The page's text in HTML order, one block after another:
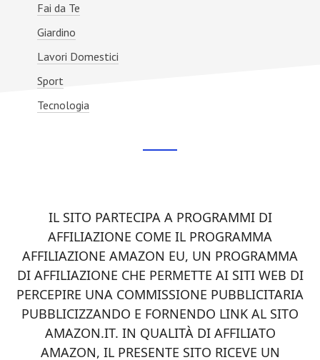
Fai da Te
Giardino
Lavori Domestici
Sport
Tecnologia
IL SITO PARTECIPA A PROGRAMMI DI
AFFILIAZIONE COME IL PROGRAMMA
AFFILIAZIONE AMAZON EU, UN PROGRAMMA
DI AFFILIAZIONE CHE PERMETTE AI SITI WEB DI
PERCEPIRE UNA COMMISSIONE PUBBLICITARIA
PUBBLICIZZANDO E FORNENDO LINK AL SITO
AMAZON.IT. IN QUALITÀ DI AFFILIATO
AMAZON, IL PRESENTE SITO RICEVE UN